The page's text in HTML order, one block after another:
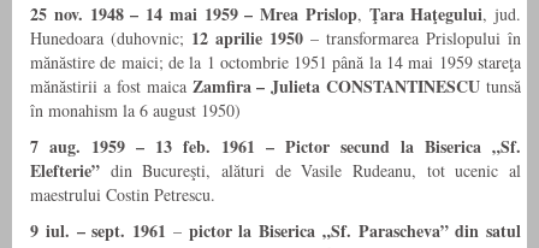
25 nov. 1948 – 14 mai 1959 – Mrea Prislop, Ţara Haţegului, jud.
Hunedoara (duhovnic; 12 aprilie 1950 – transformarea Prislopului în
mănăstire de maici; de la 1 octombrie 1951 până la 14 mai 1959 stareţa
mănăstirii a fost maica Zamfira – Julieta CONSTANTINESCU tunsă
în monahism la 6 august 1950)
7 aug. 1959 – 13 feb. 1961 – Pictor secund la Biserica „Sf.
Elefterie” din Bucureşti, alături de Vasile Rudeanu, tot ucenic al
maestrului Costin Petrescu.
9 iul. – sept. 1961 – pictor la Biserica „Sf. Parascheva” din satul